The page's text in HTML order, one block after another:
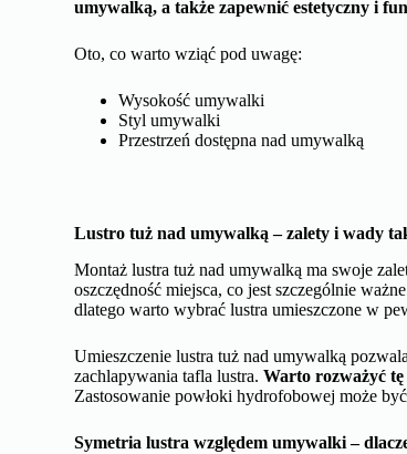
umywalką, a także zapewnić estetyczny i
Oto, co warto wziąć pod uwagę:
Wysokość umywalki
Styl umywalki
Przestrzeń dostępna nad umywalką
Lustro tuż nad umywalką – zalety i wady
Montaż lustra tuż nad umywalką ma swoje
oszczędność miejsca, co jest szczególnie
dlatego warto wybrać lustra umieszczone w
Umieszczenie lustra tuż nad umywalką
zachlapywania tafla lustra.Warto rozważyć
Zastosowanie powłoki hydrofobowej może
Symetria lustra względem umywalki –